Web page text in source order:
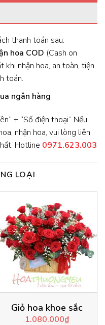
thanh toán sau:
hoa COD (Cash on
nhận hoa, an toàn, tiện
toán.
ngân hàng
+ “Số điện thoại” Nếu
nhận hoa, vui lòng liên
Hotline 0971.623.003
LOẠI
Giỏ hoa khoe sắc
1.080.000₫